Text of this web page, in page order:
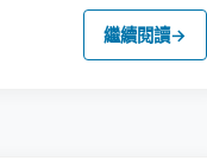
繼續閱讀→